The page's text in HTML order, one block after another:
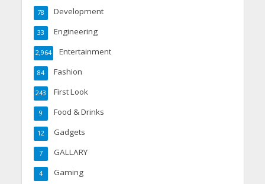
Development
78
Engineering
33
Entertainment
2,964
Fashion
84
First Look
243
Food & Drinks
9
Gadgets
12
GALLARY
7
Gaming
4